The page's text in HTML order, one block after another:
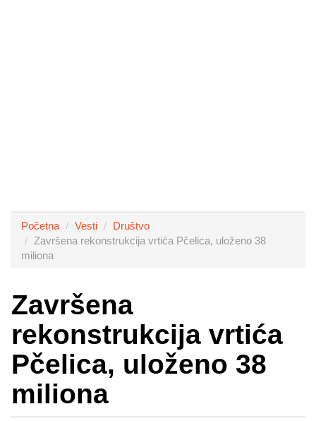
Početna Vesti
Društvo
Završena rekonstrukcija vrtića Pčelica, uloženo 38
miliona
Završena
rekonstrukcija vrtića
Pčelica, uloženo 38
miliona